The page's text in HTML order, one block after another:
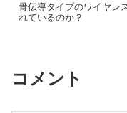
骨伝導タイプのワイヤレ
れているのか？
コメント